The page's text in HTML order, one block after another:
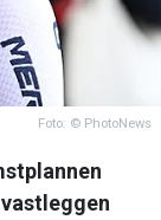
Foto: © PhotoNews